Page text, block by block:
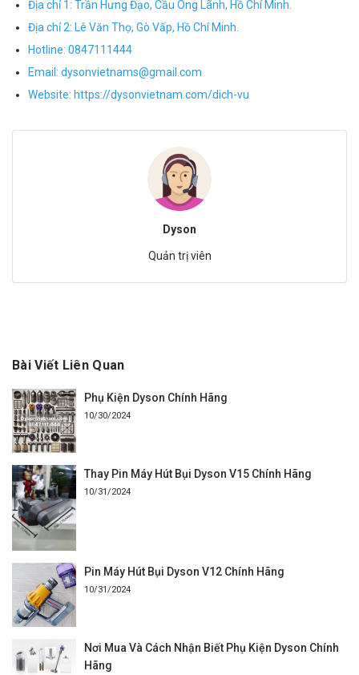
Địa chỉ 1: Trần Hưng Đạo, Cầu Ông Lãnh, Hồ Chí Minh.
Địa chỉ 2: Lê Văn Thọ, Gò Vấp, Hồ Chí Minh.
Hotline: 0847111444
Email: dysonvietnams@gmail.com
Website: https://dysonvietnam.com/dich-vu
Dyson
Quản trị viên
Bài Viết Liên Quan
Phụ Kiện Dyson Chính Hãng
10/30/2024
Thay Pin Máy Hút Bụi Dyson V15 Chính Hãng
10/31/2024
Pin Máy Hút Bụi Dyson V12 Chính Hãng
10/31/2024
Nơi Mua Và Cách Nhận Biết Phụ Kiện Dyson Chính
Hãng